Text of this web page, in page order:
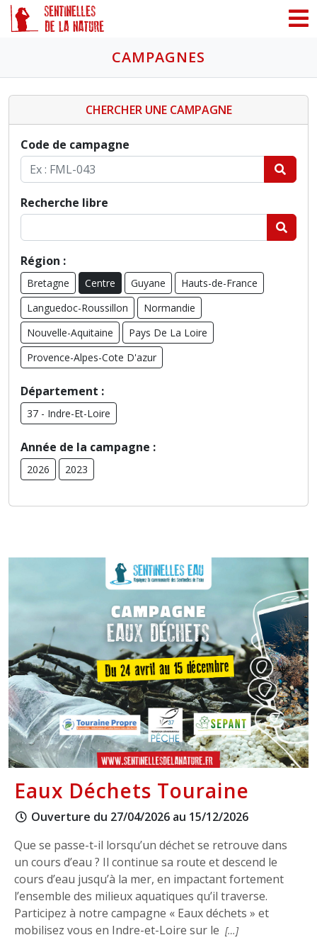
CAMPAGNES
Eaux Déchets Touraine
Ouverture du 27/04/2026 au 15/12/2026
Que se passe-t-il lorsqu’un déchet se retrouve dans
un cours d’eau ? Il continue sa route et descend le
cours d’eau jusqu’à la mer, en impactant fortement
l’ensemble des milieux aquatiques qu’il traverse.
Participez à notre campagne « Eaux déchets » et
mobilisez vous en Indre-et-Loire sur le […]
CHERCHER UNE CAMPAGNE
Code de campagne
Recherche libre
Région :
Bretagne Centre Guyane
Hauts-de-France
Languedoc-Roussillon
Normandie
Nouvelle-Aquitaine
Pays De La Loire
Provence-Alpes-Cote D'azur
Département :
37 - Indre-Et-Loire
Année de la campagne :
2026 2023
Panneau de gestion des cookies